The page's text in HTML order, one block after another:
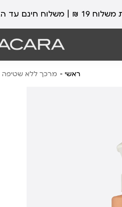
חינם עד הבית בכל קנייה מעל 99 ₪
ראשי מרכך ללא שטיפה